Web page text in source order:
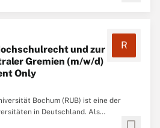
und zur
Gremien (m/w/d)
Only
R
Bochum (RUB) ist eine der
in Deutschland. Als